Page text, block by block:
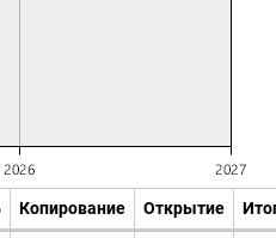
Копирование Открытие